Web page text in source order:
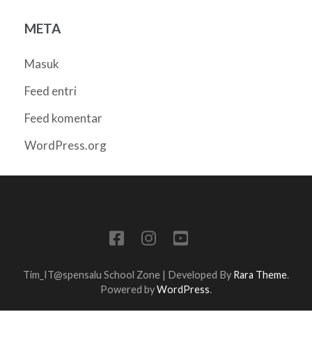
META
Masuk
Feed entri
Feed komentar
WordPress.org
Tim_IT@spensalu School Zone | Developed By Rara Theme.
Powered byWordPress.